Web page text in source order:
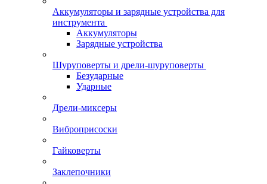
Аккумуляторы и зарядные устройства для
инструмента
Аккумуляторы
Зарядные устройства
Шуруповерты и дрели-шуруповерты
Безударные
Ударные
Дрели-миксеры
Виброприсоски
Гайковерты
Заклепочники